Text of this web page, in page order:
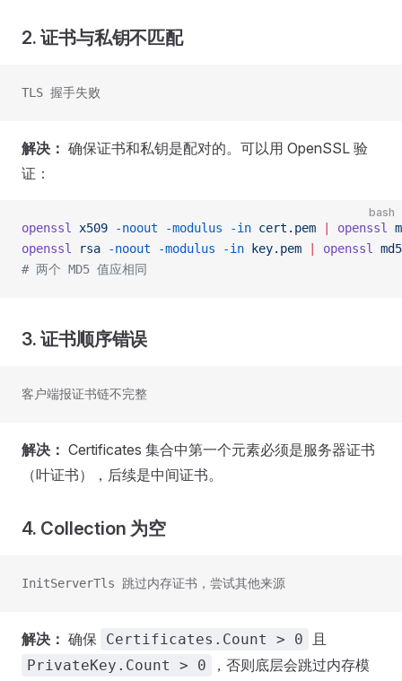
2. 证书与私钥不匹配
TLS 握手失败
解决： 确保证书和私钥是配对的。可以用 OpenSSL 验
证：
bash
openssl x509 -noout -modulus -in cert.pem openssl
openssl
rsa -noout -modulus -in key.pem openssl
md5
# 两个 MD5 值应相同
3. 证书顺序错误
客户端报证书链不完整
解决： Certificates 集合中第一个元素必须是服务器证书
（叶证书），后续是中间证书。
4. Collection 为空
InitServerTls 跳过内存证书，尝试其他来源
解决： 确保 Certificates.Count > 0 且
PrivateKey.Count > 0
，否则底层会跳过内存模